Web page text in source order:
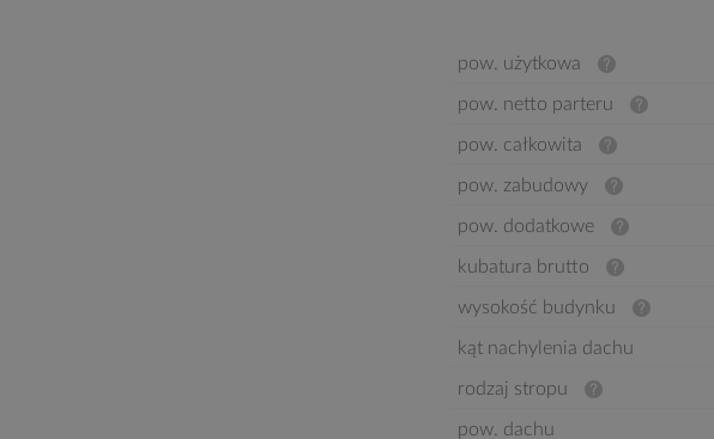
pow. użytkowa
pow. netto parteru
pow. całkowita
pow. zabudowy
pow. dodatkowe
kubatura brutto
wysokość budynku
kąt nachylenia dachu
rodzaj stropu
pow. dachu